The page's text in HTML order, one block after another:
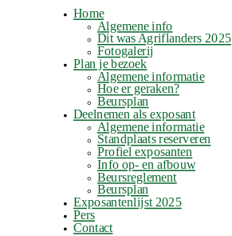
Home
Algemene info
Dit was Agriflanders 2025
Fotogalerij
Plan je bezoek
Algemene informatie
Hoe er geraken?
Beursplan
Deelnemen als exposant
Algemene informatie
Standplaats reserveren
Profiel exposanten
Info op- en afbouw
Beursreglement
Beursplan
Exposantenlijst 2025
Pers
Contact